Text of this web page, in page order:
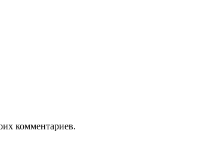
комментариев.